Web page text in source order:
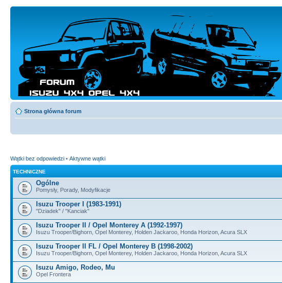
Strona główna forum
Wątki bez odpowiedzi • Aktywne wątki
TECHNICZNE
Ogólne
Pomysły, Porady, Modyfikacje
Isuzu Trooper I (1983-1991)
"Dziadek" / "Kanciak"
Isuzu Trooper II / Opel Monterey A (1992-1997)
Isuzu Trooper/Bighorn, Opel Monterey, Holden Jackaroo, Honda Horizon, Acura SLX
Isuzu Trooper II FL / Opel Monterey B (1998-2002)
Isuzu Trooper/Bighorn, Opel Monterey, Holden Jackaroo, Honda Horizon, Acura SLX
Isuzu Amigo, Rodeo, Mu
Opel Frontera